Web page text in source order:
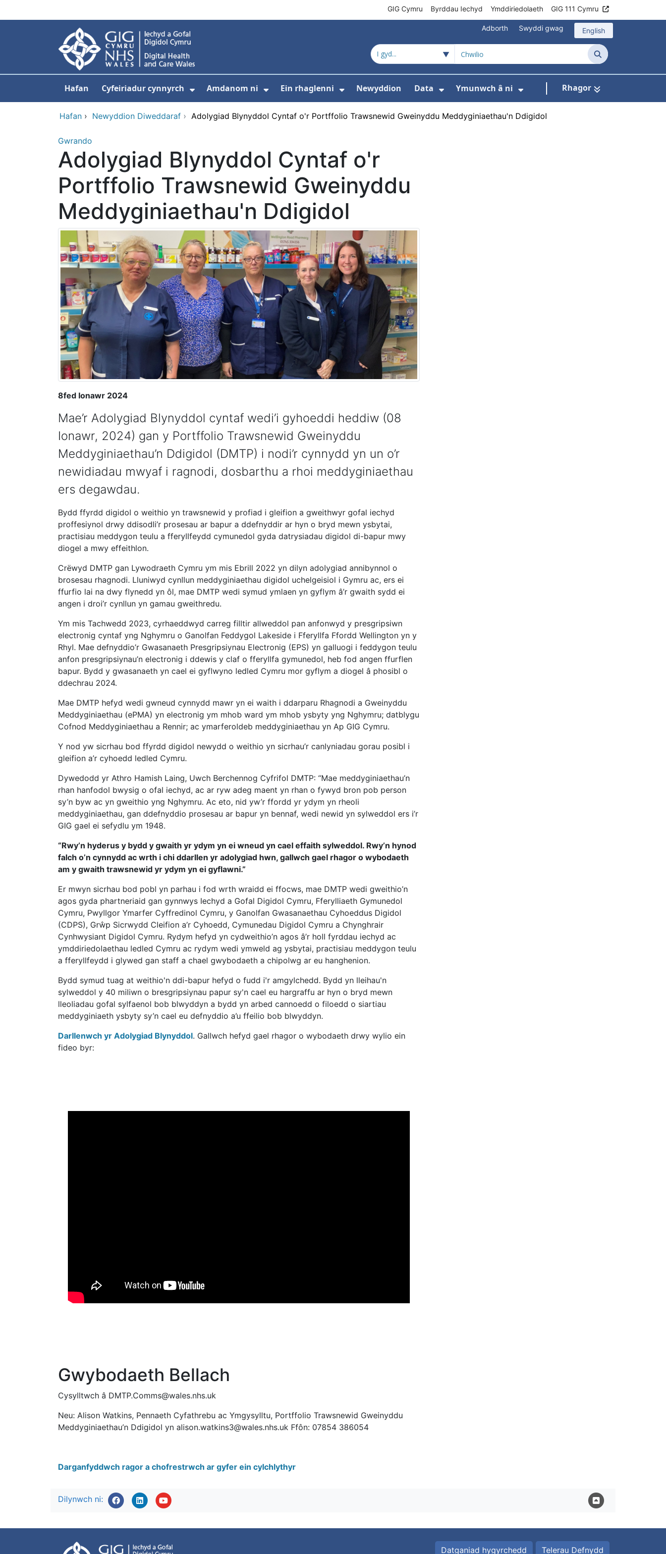
GIG Cymru Byrddau Iechyd Ymddiriedolaeth GIG 111 Cymru
Adborth Swyddi gwag English
Chwilio
Hafan Cyfeiriadur cynnyrch Amdanom ni Ein rhaglenni Newyddion Data Ymunwch â ni Rhagor
Hafan › Newyddion Diweddaraf › Adolygiad Blynyddol Cyntaf o'r Portffolio Trawsnewid Gweinyddu Meddyginiaethau'n Ddigidol
Gwrando
Adolygiad Blynyddol Cyntaf o'r
Portffolio Trawsnewid Gweinyddu
Meddyginiaethau'n Ddigidol
8fed Ionawr 2024
Mae’r Adolygiad Blynyddol cyntaf wedi’i gyhoeddi heddiw (08
Ionawr, 2024) gan y Portffolio Trawsnewid Gweinyddu
Meddyginiaethau’n Ddigidol (DMTP) i nodi’r cynnydd yn un o’r
newidiadau mwyaf i ragnodi, dosbarthu a rhoi meddyginiaethau
ers degawdau.
Bydd ffyrdd digidol o weithio yn trawsnewid y profiad i gleifion a gweithwyr gofal iechyd
proffesiynol drwy ddisodli’r prosesau ar bapur a ddefnyddir ar hyn o bryd mewn ysbytai,
practisiau meddygon teulu a fferyllfeydd cymunedol gyda datrysiadau digidol di-bapur mwy
diogel a mwy effeithlon.
Crëwyd DMTP gan Lywodraeth Cymru ym mis Ebrill 2022 yn dilyn adolygiad annibynnol o
brosesau rhagnodi. Lluniwyd cynllun meddyginiaethau digidol uchelgeisiol i Gymru ac, ers ei
ffurfio lai na dwy flynedd yn ôl, mae DMTP wedi symud ymlaen yn gyflym â’r gwaith sydd ei
angen i droi’r cynllun yn gamau gweithredu.
Ym mis Tachwedd 2023, cyrhaeddwyd carreg filltir allweddol pan anfonwyd y presgripsiwn
electronig cyntaf yng Nghymru o Ganolfan Feddygol Lakeside i Fferyllfa Ffordd Wellington yn y
Rhyl. Mae defnyddio’r Gwasanaeth Presgripsiynau Electronig (EPS) yn galluogi i feddygon teulu
anfon presgripsiynau’n electronig i ddewis y claf o fferyllfa gymunedol, heb fod angen ffurflen
bapur. Bydd y gwasanaeth yn cael ei gyflwyno ledled Cymru mor gyflym a diogel â phosibl o
ddechrau 2024.
Mae DMTP hefyd wedi gwneud cynnydd mawr yn ei waith i ddarparu Rhagnodi a Gweinyddu
Meddyginiaethau (ePMA) yn electronig ym mhob ward ym mhob ysbyty yng Nghymru; datblygu
Cofnod Meddyginiaethau a Rennir; ac ymarferoldeb meddyginiaethau yn Ap GIG Cymru.
Y nod yw sicrhau bod ffyrdd digidol newydd o weithio yn sicrhau’r canlyniadau gorau posibl i
gleifion a’r cyhoedd ledled Cymru.
Dywedodd yr Athro Hamish Laing, Uwch Berchennog Cyfrifol DMTP: “Mae meddyginiaethau’n
rhan hanfodol bwysig o ofal iechyd, ac ar ryw adeg maent yn rhan o fywyd bron pob person
sy’n byw ac yn gweithio yng Nghymru. Ac eto, nid yw’r ffordd yr ydym yn rheoli
meddyginiaethau, gan ddefnyddio prosesau ar bapur yn bennaf, wedi newid yn sylweddol ers i’r
GIG gael ei sefydlu ym 1948.
“Rwy’n hyderus y bydd y gwaith yr ydym yn ei wneud yn cael effaith sylweddol. Rwy’n hynod
falch o’n cynnydd ac wrth i chi ddarllen yr adolygiad hwn, gallwch gael rhagor o wybodaeth
am y gwaith trawsnewid yr ydym yn ei gyflawni.”
Er mwyn sicrhau bod pobl yn parhau i fod wrth wraidd ei ffocws, mae DMTP wedi gweithio’n
agos gyda phartneriaid gan gynnwys Iechyd a Gofal Digidol Cymru, Fferylliaeth Gymunedol
Cymru, Pwyllgor Ymarfer Cyffredinol Cymru, y Ganolfan Gwasanaethau Cyhoeddus Digidol
(CDPS), Grŵp Sicrwydd Cleifion a’r Cyhoedd, Cymunedau Digidol Cymru a Chynghrair
Cynhwysiant Digidol Cymru. Rydym hefyd yn cydweithio’n agos â’r holl fyrddau iechyd ac
ymddiriedolaethau ledled Cymru ac rydym wedi ymweld ag ysbytai, practisiau meddygon teulu
a fferyllfeydd i glywed gan staff a chael gwybodaeth a chipolwg ar eu hanghenion.
Bydd symud tuag at weithio'n ddi-bapur hefyd o fudd i'r amgylchedd. Bydd yn lleihau'n
sylweddol y 40 miliwn o bresgripsiynau papur sy'n cael eu hargraffu ar hyn o bryd mewn
lleoliadau gofal sylfaenol bob blwyddyn a bydd yn arbed cannoedd o filoedd o siartiau
meddyginiaeth ysbyty sy’n cael eu defnyddio a’u ffeilio bob blwyddyn.
Darllenwch yr Adolygiad Blynyddol. Gallwch hefyd gael rhagor o wybodaeth drwy wylio ein
fideo byr:
Gwybodaeth Bellach
Cysylltwch â DMTP.Comms@wales.nhs.uk
Neu: Alison Watkins, Pennaeth Cyfathrebu ac Ymgysylltu, Portffolio Trawsnewid Gweinyddu
Meddyginiaethau’n Ddigidol yn alison.watkins3@wales.nhs.uk Ffôn: 07854 386054
Darganfyddwch ragor a chofrestrwch ar gyfer ein cylchlythyr
Dilynwch ni:
Datganiad hygyrchedd Telerau Defnydd